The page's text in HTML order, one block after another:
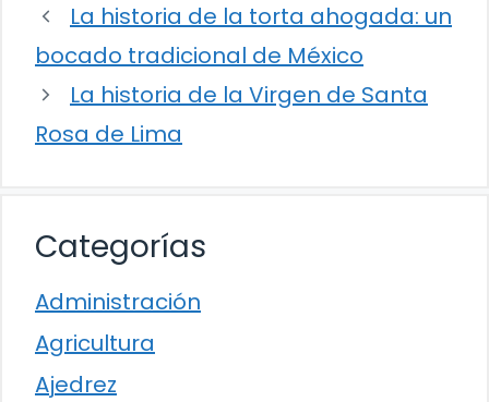
La historia de la torta ahogada: un
bocado tradicional de México
La historia de la Virgen de Santa
Rosa de Lima
Categorías
Administración
Agricultura
Ajedrez